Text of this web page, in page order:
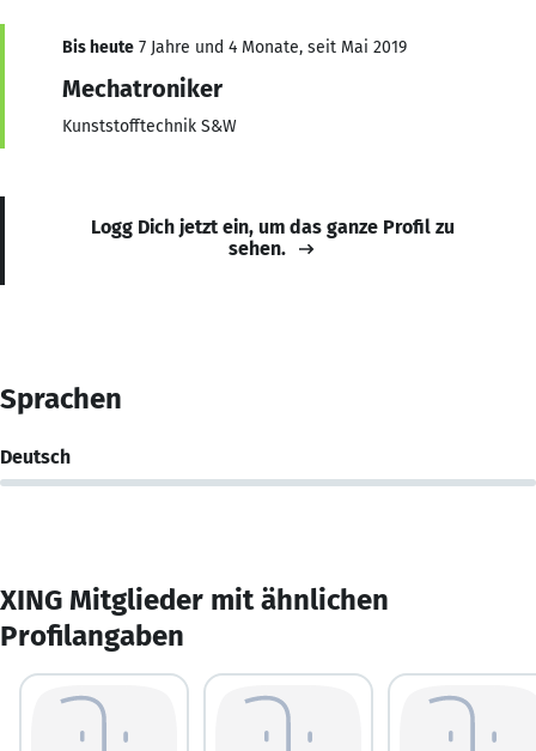
Bis heute 7 Jahre und 4 Monate, seit Mai 2019
Mechatroniker
Kunststofftechnik S&W
Logg Dich jetzt ein, um das ganze Profil zu
sehen.
Sprachen
Deutsch
XING Mitglieder mit ähnlichen
Profilangaben